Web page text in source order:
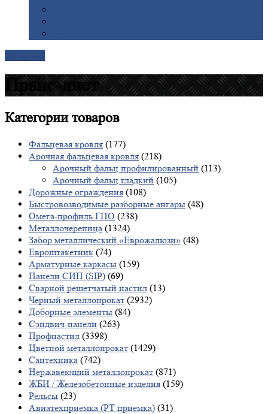
Прайс-лист
Категориитоваров
Фальцевая кровля (177)
Арочная фальцевая кровля (218)
Арочный фальц профилированный (113)
Арочный фальц гладкий (105)
Дорожные ограждения (108)
Быстровозводимые разборные ангары (48)
Омега-профиль ГПО (238)
Металлочерепица (1324)
Забор металлический «Еврожалюзи» (48)
Евроштакетник (74)
Арматурные каркасы (159)
Панели СИП (SIP) (69)
Сварной решетчатый настил (13)
Черный металлопрокат (2932)
Доборные элементы (84)
Сэндвич-панели (263)
Профнастил (3398)
Цветной металлопрокат (1429)
Сантехника (742)
Нержавеющий металлопрокат (871)
ЖБИ / Железобетонные изделия (159)
Рельсы (23)
Авиатехприемка (РТ приемка) (31)